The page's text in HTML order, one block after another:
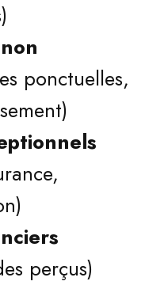
ponctuelles,
perçus)